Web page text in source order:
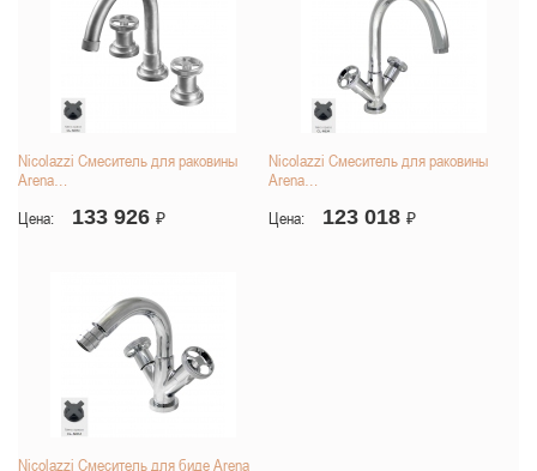
Nicolazzi Смеситель для раковины
Arena…
Цена: 133 926 ₽
Nicolazzi Смеситель для раковины
Arena…
Цена: 123 018 ₽
Nicolazzi Смеситель для биде Arena